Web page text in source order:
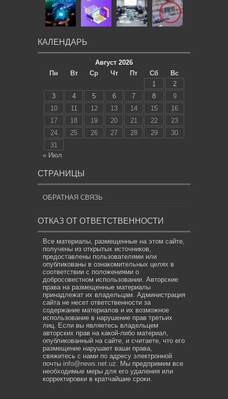
КАЛЕНДАРЬ
Август 2026
Пн
Вт Ср Чт Пт Сб
Вс
1
2
3
4 5 6 7 8
9
10
11 12 13 14 15
16
17
18 19 20 21 22
23
24
25 26 27 28 29
30
31
« Июл
СТРАНИЦЫ
ОБРАТНАЯ СВЯЗЬ
ОТКАЗ ОТ ОТВЕТСТВЕННОСТИ
Все материалы, размещенные на этом сайте,
получены из открытых источников,
предоставлены пользователями или
опубликованы в ознакомительных целях в
соответствии с положениями о
добросовестном использовании. Авторские
права на размещенные материалы
принадлежат их владельцам. Администрация
сайта не несет ответственности за
содержание материалов и их возможное
использование в нарушение прав третьих
лиц. Если вы являетесь владельцем
авторских прав на какой-либо материал,
опубликованный на сайте, и считаете, что его
размещение нарушает ваши права,
свяжитесь с нами по адресу электронной
почты info@news.net.uz . Мы предпримем все
необходимые меры для его удаления или
корректировки в кратчайшие сроки.